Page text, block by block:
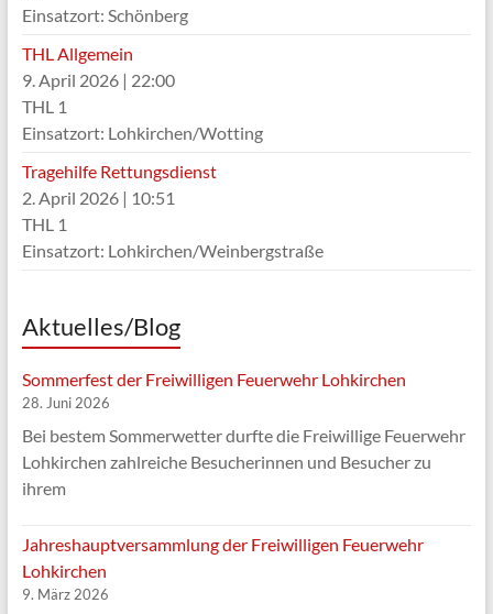
Einsatzort: Schönberg
THL Allgemein
9. April 2026| 22:00
THL 1
Einsatzort: Lohkirchen/Wotting
Tragehilfe Rettungsdienst
2. April 2026| 10:51
THL 1
Einsatzort: Lohkirchen/Weinbergstraße
Aktuelles/Blog
Sommerfest der Freiwilligen Feuerwehr Lohkirchen
28. Juni 2026
Bei bestem Sommerwetter durfte die Freiwillige Feuerwehr
Lohkirchen zahlreiche Besucherinnen und Besucher zu
ihrem
Jahreshauptversammlung der Freiwilligen Feuerwehr
Lohkirchen
9. März 2026